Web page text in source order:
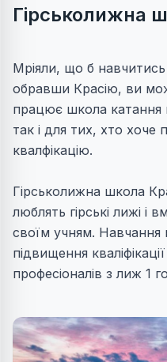
Гірськолижна
Мріяли, що б
обравши Красію, ви
працює школа катання
так і для тих, хто хоче
квалфікацію.
Гірськолижна школа
люблять гірські лижі
своїм учням. Навчання
підвищення
професіоналів з лиж 1